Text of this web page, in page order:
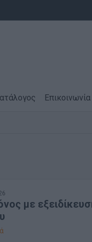
Επικοινωνία
με